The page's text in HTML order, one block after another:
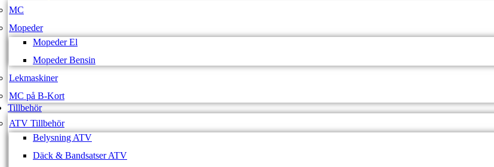
MC
Mopeder
Mopeder El
Mopeder Bensin
Lekmaskiner
MC på B-Kort
Tillbehör
ATV Tillbehör
Belysning ATV
Däck & Bandsatser ATV